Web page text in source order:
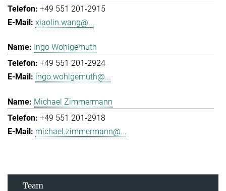
+49 551 201-2915
xiaolin.wang@...
Ingo Wohlgemuth
+49 551 201-2924
ingo.wohlgemuth@...
Michael Zimmermann
+49 551 201-2918
michael.zimmermann@...
Team